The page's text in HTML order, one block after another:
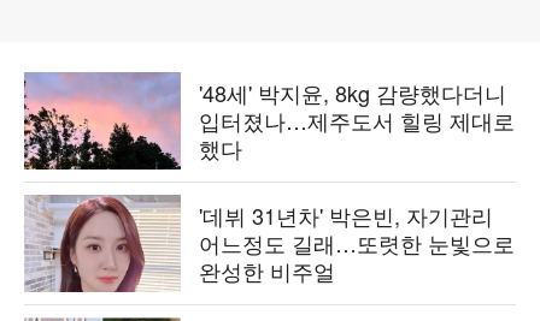
'48세' 박지윤, 8kg 감량했다더니
입터졌나…제주도서 힐링 제대로
했다
'데뷔 31년차' 박은빈, 자기관리
어느정도 길래…또렷한 눈빛으로
완성한 비주얼